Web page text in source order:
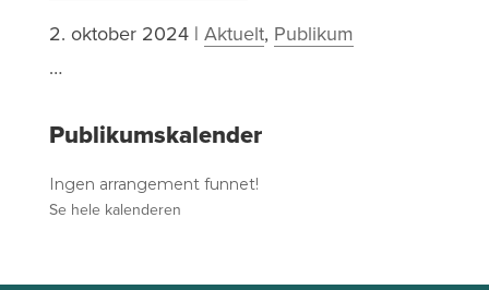
2. oktober 2024| Aktuelt, Publikum
…
Publikumskalender
Ingen arrangement funnet!
Se hele kalenderen